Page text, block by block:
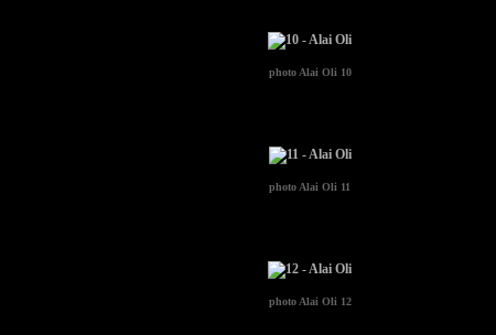
photo Alai Oli 10
photo Alai Oli 11
photo Alai Oli 12